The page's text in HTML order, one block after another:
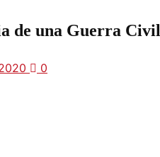
de una Guerra Civil
0